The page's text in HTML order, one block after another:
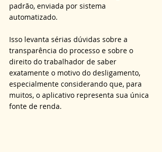
padrão, enviada por sistema
automatizado.
Isso levanta sérias dúvidas sobre a
transparência do processo e sobre o
direito do trabalhador de saber
exatamente o motivo do desligamento,
especialmente considerando que, para
muitos, o aplicativo representa sua única
fonte de renda.